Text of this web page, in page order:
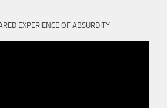
EXPERIENCE OF ABSURDITY